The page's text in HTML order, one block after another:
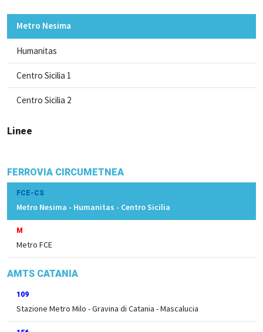
Linee
FERROVIA CIRCUMETNEA
FCE-CS
Metro Nesima - Humanitas - Centro Sicilia
M
Metro FCE
AMTS CATANIA
109
Stazione Metro Milo - Gravina di Catania - Mascalucia
Metro Nesima
Humanitas
Centro Sicilia 1
Centro Sicilia 2